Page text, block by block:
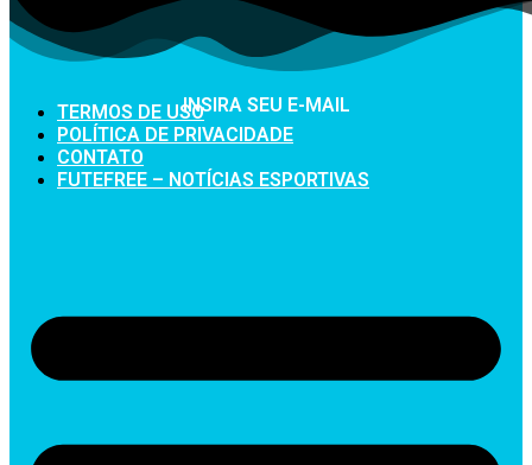
INSIRA SEU E-MAIL
TERMOS DE USO
POLÍTICA DE PRIVACIDADE
CONTATO
FUTEFREE – NOTÍCIAS ESPORTIVAS